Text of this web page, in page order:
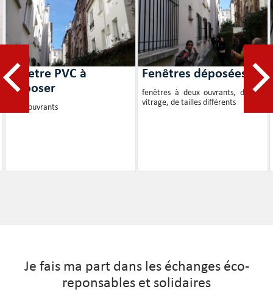
fenetre PVC à
déposer
deux ouvrants
Fenêtres déposées
fenêtres à deux ouvrants, double
vitrage, de tailles différents
Je fais ma part dans les échanges éco-
reponsables et solidaires